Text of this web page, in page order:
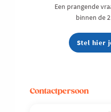
Contactpersoon
Een prangende
binnen de
Stel hier